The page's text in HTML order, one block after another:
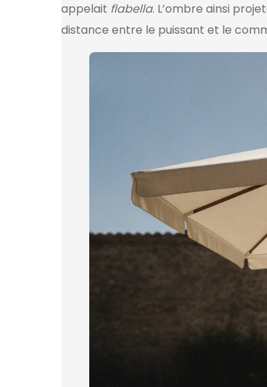
appelait flabella. L’ombre ainsi
distance entre le puissant et le